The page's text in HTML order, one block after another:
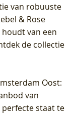
van robuuste
& Rose
van een
de collectie
Oost:
van
staat te